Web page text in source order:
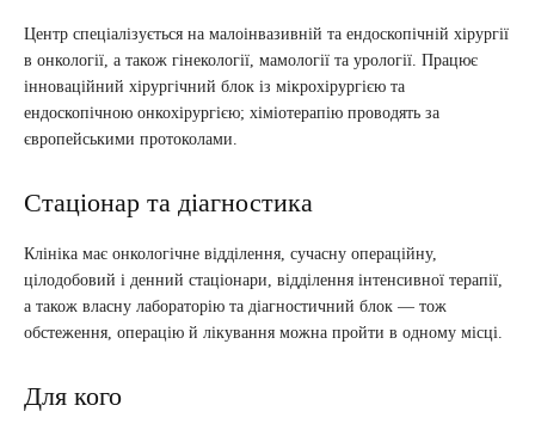
Центр спеціалізується на малоінвазивній та ендоскопічній хірургії
в онкології, а також гінекології, мамології та урології. Працює
інноваційний хірургічний блок із мікрохірургією та
ендоскопічною онкохірургією; хіміотерапію проводять за
європейськими протоколами.
Стаціонар та діагностика
Клініка має онкологічне відділення, сучасну операційну,
цілодобовий і денний стаціонари, відділення інтенсивної терапії,
а також власну лабораторію та діагностичний блок — тож
обстеження, операцію й лікування можна пройти в одному місці.
Для кого